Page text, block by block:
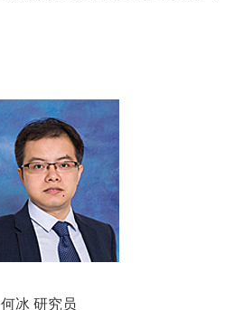
何冰 研究员